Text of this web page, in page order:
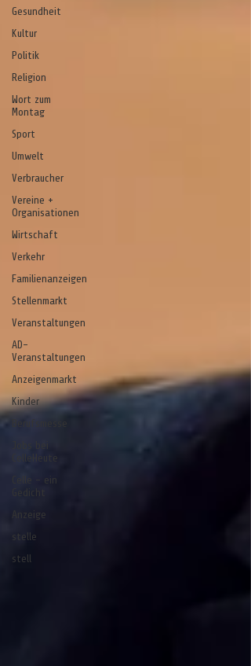
Gesundheit
Kultur
Politik
Religion
Wort zum
Montag
Sport
Umwelt
Verbraucher
Vereine +
Organisationen
Wirtschaft
Verkehr
Familienanzeigen
Stellenmarkt
Veranstaltungen
AD-
Veranstaltungen
Anzeigenmarkt
Kinder
CelleHeute
Celle - ein
Gedicht
Anzeige
stelle
stell